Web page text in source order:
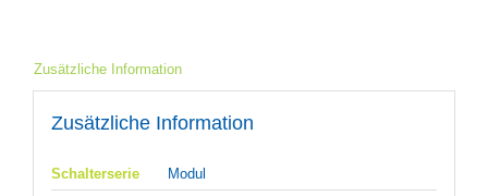
Zusätzliche Information
Zusätzliche Information
Schalterserie
Modul